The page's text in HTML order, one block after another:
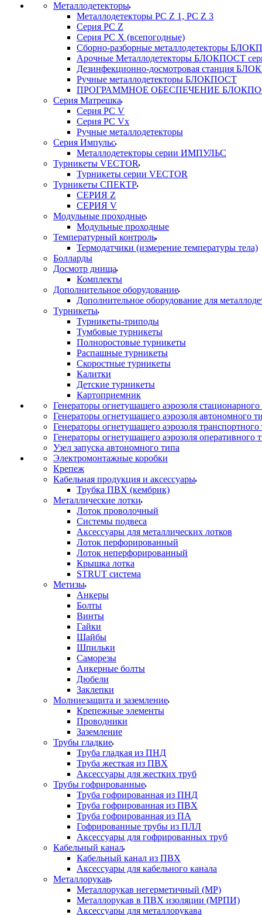
Металлодетекторы
Металлодетекторы РС Z 1, PC Z 3
Серия РС Z
Серия РС X (всепогодные)
Сборно-разборные металлодетекторы
Арочные Металлодетекторы БЛОКПОСТ
Дезинфекционно-досмотровая станция
Ручные металлодетекторы БЛОКПОСТ
ПРОГРАММНОЕ ОБЕСПЕЧЕНИЕ
Серия Матрешка
Серия PC V
Серия PC Vx
Ручные металлодетекторы
Серия Импульс
Металлодетекторы серии ИМПУЛЬС
Турникеты VECTOR
Турникеты серии VECTOR
Турникеты СПЕКТР
СЕРИЯ Z
СЕРИЯ V
Модульные проходные
Модульные проходные
Температурный контроль
Термодатчики (измерение температуры тела)
Болларды
Досмотр днища
Комплекты
Дополнительное оборудование
Дополнительное оборудование для
Турникеты
Турникеты-триподы
Тумбовые турникеты
Полноростовые турникеты
Распашные турникеты
Скоростные турникеты
Калитки
Детские турникеты
Картоприемник
Генераторы огнетушащего аэрозоля стационарного
Генераторы огнетушащего аэрозоля автономного
Генераторы огнетушащего аэрозоля транспортного
Генераторы огнетушащего аэрозоля оперативного
Узел запуска автономного типа
Электромонтажные коробки
Крепеж
Кабельная продукция и аксессуары
Трубка ПВХ (кембрик)
Металлические лотки
Лоток проволочный
Системы подвеса
Аксессуары для металлических лотков
Лоток перфорированный
Лоток неперфорированный
Крышка лотка
STRUT система
Метизы
Анкеры
Болты
Винты
Гайки
Шайбы
Шпильки
Саморезы
Анкерные болты
Дюбели
Заклепки
Молниезащита и заземление
Крепежные элементы
Проводники
Заземление
Трубы гладкие
Труба гладкая из ПНД
Труба жесткая из ПВХ
Аксессуары для жестких труб
Трубы гофрированные
Труба гофрированная из ПНД
Труба гофрированная из ПВХ
Труба гофрированная из ПА
Гофрированные трубы из ПЛЛ
Аксессуары для гофрированных труб
Кабельный канал
Кабельный канал из ПВХ
Аксессуары для кабельного канала
Металлорукав
Металлорукав негерметичный (МР)
Металлорукав в ПВХ изоляции (МРПИ)
Аксессуары для металлорукава